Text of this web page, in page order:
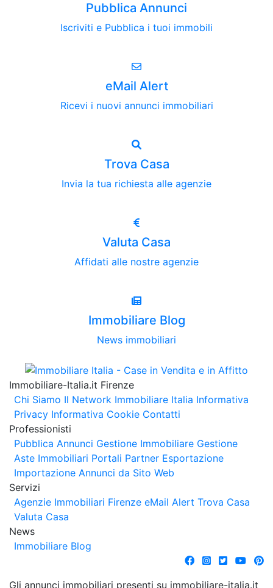
Pubblica Annunci
Iscriviti e Pubblica i tuoi immobili
eMail Alert
Ricevi i nuovi annunci immobiliari
Trova Casa
Invia la tua richiesta alle agenzie
Valuta Casa
Affidati alle nostre agenzie
Immobiliare Blog
News immobiliari
Immobiliare-Italia.it Firenze
Chi Siamo Il Network Immobiliare Italia Informativa
Privacy Informativa Cookie Contatti
Professionisti
Pubblica Annunci Gestione Immobiliare Gestione
Aste Immobiliari Portali Partner Esportazione
Importazione Annunci da Sito Web
Servizi
Agenzie Immobiliari Firenze eMail Alert Trova Casa
Valuta Casa
News
Immobiliare Blog
Gli annunci immobiliari presenti su immobiliare-italia.it